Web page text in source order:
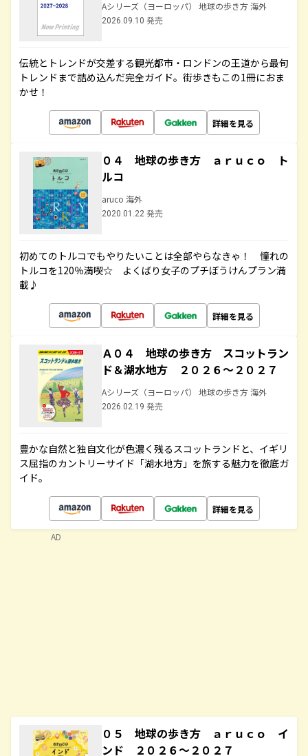
Aシリーズ（ヨーロッパ） 地球の歩き方 海外
2026.09.10 発売
伝統とトレンドが交差する観光都市・ロンドンの王道から最旬
トレンドまで詰め込んだ完全ガイド。街歩きもこの1冊におま
かせ！
詳細を見る
０４ 地球の歩き方 ａｒｕｃｏ ト
ルコ
aruco 海外
2020.01.22 発売
初めてのトルコでもやりたいことは全部やらなきゃ！ 憧れの
トルコを120％満喫☆ よくばり女子のプチぼうけんプラン満
載♪
詳細を見る
Ａ０４ 地球の歩き方 スコットラン
ド＆湖水地方 ２０２６～２０２７
Aシリーズ（ヨーロッパ） 地球の歩き方 海外
2026.02.19 発売
豊かな自然と独自文化が色濃く残るスコットランドと、イギリ
ス屈指のカントリーサイド「湖水地方」を旅する魅力を徹底ガ
イド。
詳細を見る
０５ 地球の歩き方 ａｒｕｃｏ イ
ンド ２０２６～２０２７
AD